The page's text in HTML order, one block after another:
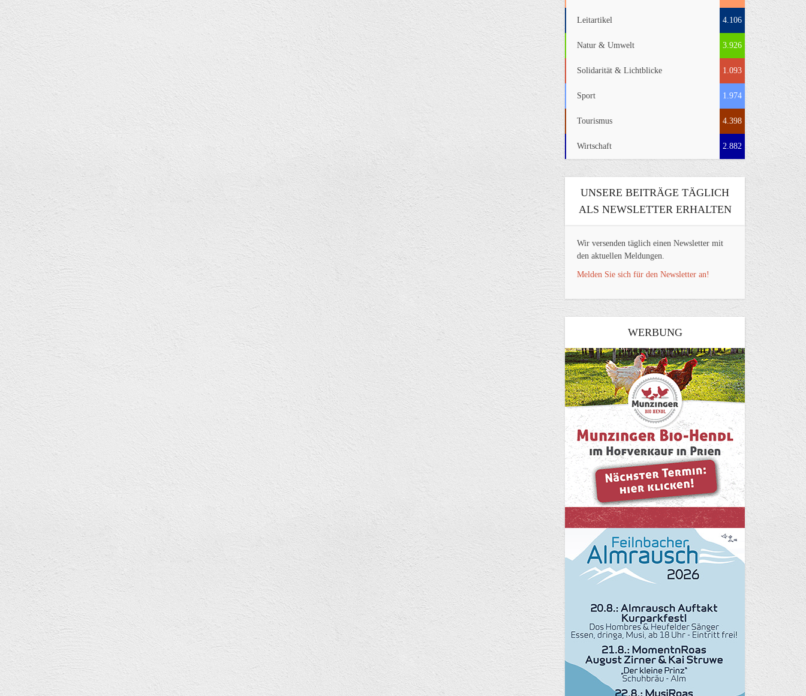
Leitartikel 4.106
Natur & Umwelt 3.926
Solidarität & Lichtblicke 1.093
Sport 1.974
Tourismus 4.398
Wirtschaft 2.882
UNSERE BEITRÄGE TÄGLICH
ALS NEWSLETTER ERHALTEN
Wir versenden täglich einen Newsletter mit
den aktuellen Meldungen.
Melden Sie sich für den Newsletter an!
WERBUNG